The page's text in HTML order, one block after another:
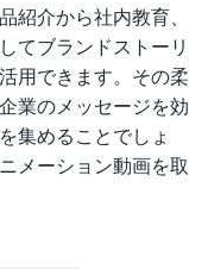
紹介から社内教育、
てブランドストーリ
用できます。その柔
業のメッセージを効
集めることでしょ
メーション動画を取